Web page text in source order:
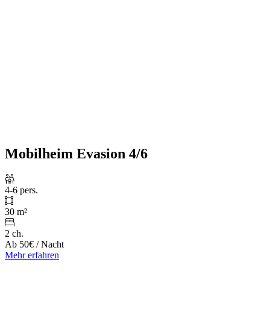
Mobilheim Evasion 4/6
4-6 pers.
30 m²
2 ch.
Ab 50€ / Nacht
Mehr erfahren